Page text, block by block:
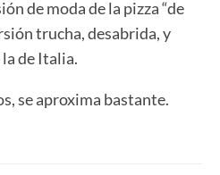
de moda de la pizza “de
trucha, desabrida, y
de Italia.
se aproxima bastante.